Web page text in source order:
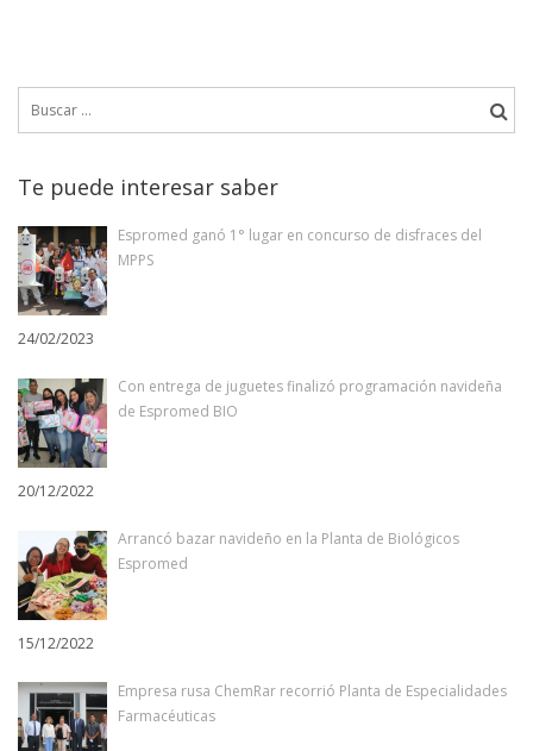
Te puede interesar saber
Espromed ganó 1° lugar en concurso de disfraces del
MPPS
24/02/2023
Con entrega de juguetes finalizó programación navideña
de Espromed BIO
20/12/2022
Arrancó bazar navideño en la Planta de Biológicos
Espromed
15/12/2022
Empresa rusa ChemRar recorrió Planta de Especialidades
Farmacéuticas